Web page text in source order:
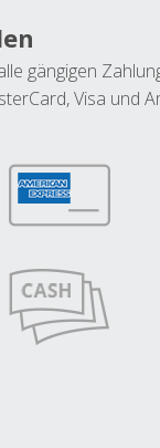
gängigen
Visa und